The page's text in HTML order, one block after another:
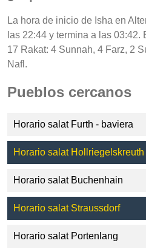
La hora de inicio de Isha en
las 22:44 y termina a las
17 Rakat: 4 Sunnah, 4 Farz, 2
Nafl.
Pueblos cercanos
Horario salat Furth - baviera
Horario salat Hollriegelskreuth
Horario salat Buchenhain
Horario salat Straussdorf
Horario salat Portenlang